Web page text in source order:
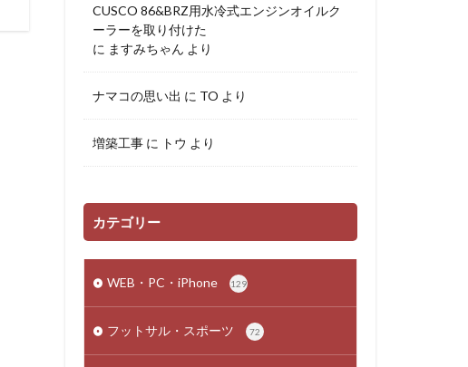
CUSCO 86&BRZ用水冷式エンジンオイルク
ーラーを取り付けた
に ますみちゃん より
ナマコの思い出 に TO より
増築工事 に トウ より
カテゴリー
WEB・PC・iPhone 129
フットサル・スポーツ 72